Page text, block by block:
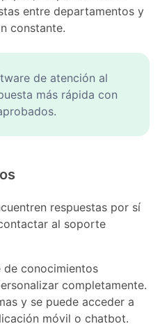
entre departamentos y
constante.
de atención al
más rápida con
respuestas por sí
al soporte
de conocimientos
completamente.
y se puede acceder a
móvil o chatbot.